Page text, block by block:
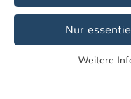
Sustainable
Processes
Die Frage nach der
Wirtschaftens und
Nur
Essentielle Cookies
Weitere